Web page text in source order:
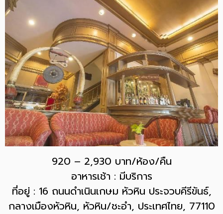
920 – 2,930 บาท/ห้อง/คืน
อาหารเช้า : มีบริการ
ที่อยู่ : 16 ถนนดำเนินเกษม หัวหิน ประจวบคีรีขันธ์,
กลางเมืองหัวหิน, หัวหิน/ชะอำ, ประเทศไทย, 77110